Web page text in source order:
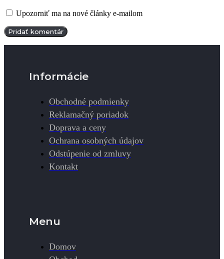
Upozorniť ma na nové články e-mailom
Informácie
Obchodné podmienky
Reklamačný poriadok
Doprava a ceny
Ochrana osobných údajov
Odstúpenie od zmluvy
Kontakt
Menu
Domov